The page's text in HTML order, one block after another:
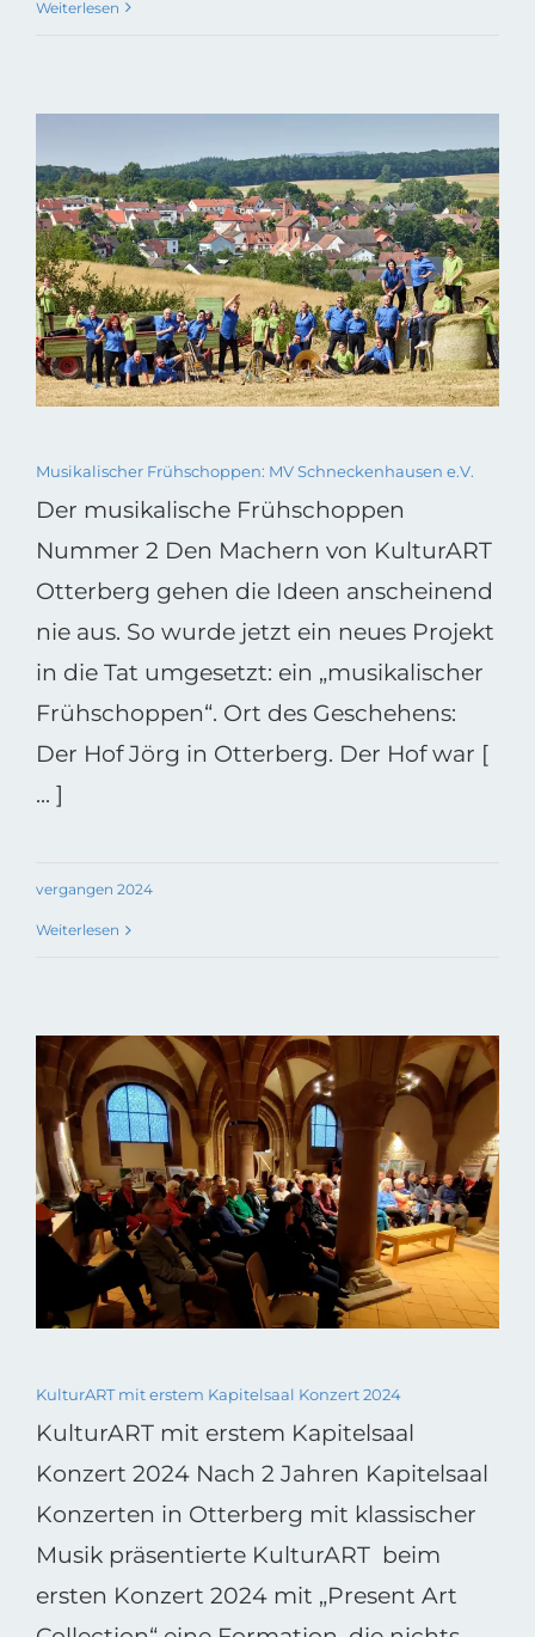
Weiterlesen
Musikalischer Frühschoppen: MV Schneckenhausen e.V.
Der musikalische Frühschoppen
Nummer 2 Den Machern von KulturART
Otterberg gehen die Ideen anscheinend
nie aus. So wurde jetzt ein neues Projekt
in die Tat umgesetzt: ein „musikalischer
Frühschoppen“. Ort des Geschehens:
Der Hof Jörg in Otterberg. Der Hof war [
... ]
vergangen 2024
Weiterlesen
KulturART mit erstem Kapitelsaal Konzert 2024
KulturART mit erstem Kapitelsaal
Konzert 2024 Nach 2 Jahren Kapitelsaal
Konzerten in Otterberg mit klassischer
Musik präsentierte KulturART beim
ersten Konzert 2024 mit „Present Art